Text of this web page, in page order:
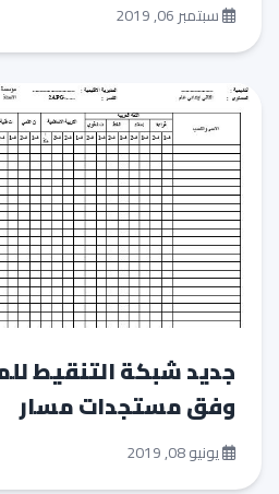
سبتمبر 06, 2019
جديد شبكة التنقيط
وفق مستجدات مسار
يونيو 08, 2019